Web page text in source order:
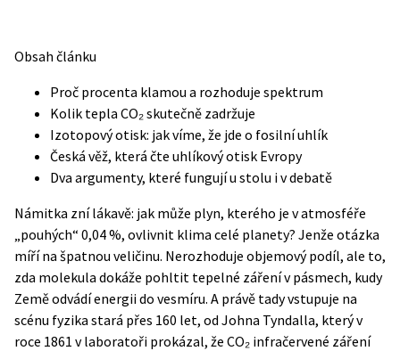
Obsah článku
Proč procenta klamou a rozhoduje spektrum
Kolik tepla CO₂ skutečně zadržuje
Izotopový otisk: jak víme, že jde o fosilní uhlík
Česká věž, která čte uhlíkový otisk Evropy
Dva argumenty, které fungují u stolu i v debatě
Námitka zní lákavě: jak může plyn, kterého je v atmosféře
„pouhých“ 0,04 %, ovlivnit klima celé planety? Jenže otázka
míří na špatnou veličinu. Nerozhoduje objemový podíl, ale to,
zda molekula dokáže pohltit tepelné záření v pásmech, kudy
Země odvádí energii do vesmíru. A právě tady vstupuje na
scénu fyzika stará přes 160 let, od Johna Tyndalla, který v
roce 1861 v laboratoři prokázal, že CO₂ infračervené záření